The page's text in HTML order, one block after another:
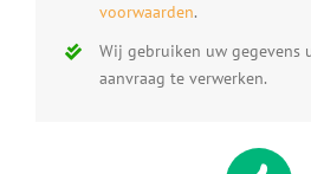
voorwaarden.
Wij gebruiken uw gegevens
aanvraag te verwerken.